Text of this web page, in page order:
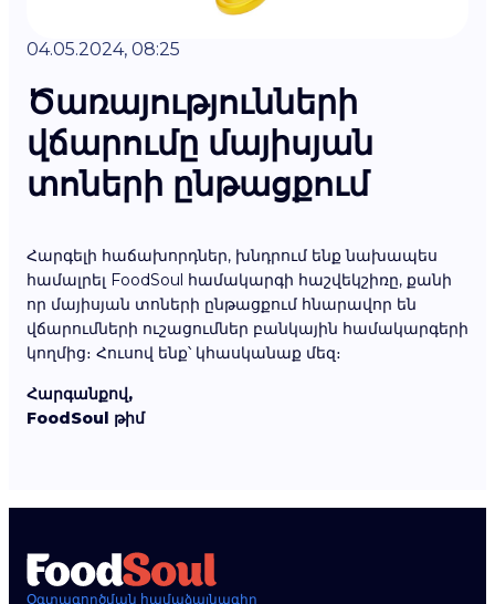
04.05.2024, 08:25
Ծառայությունների
վճարումը մայիսյան
տոների ընթացքում
Հարգելի հաճախորդներ, խնդրում ենք նախապես
համալրել FoodSoul համակարգի հաշվեկշիռը, քանի
որ մայիսյան տոների ընթացքում հնարավոր են
վճարումների ուշացումներ բանկային համակարգերի
կողմից։ Հուսով ենք՝ կհասկանաք մեզ։
Հարգանքով,
FoodSoul թիմ
Օգտագործման համաձայնագիր